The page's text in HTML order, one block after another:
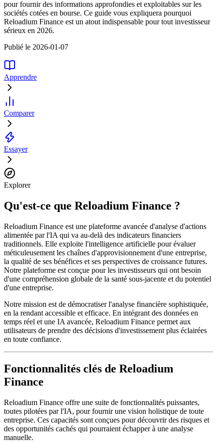
pour fournir des informations approfondies et exploitables sur les
sociétés cotées en bourse. Ce guide vous expliquera pourquoi
Reloadium Finance est un atout indispensable pour tout investisseur
sérieux en 2026.
Publié le 2026-01-07
Apprendre
Comparer
Essayer
Explorer
Qu'est-ce que Reloadium Finance ?
Reloadium Finance est une plateforme avancée d'analyse d'actions
alimentée par l'IA qui va au-delà des indicateurs financiers
traditionnels. Elle exploite l'intelligence artificielle pour évaluer
méticuleusement les chaînes d'approvisionnement d'une entreprise,
la qualité de ses bénéfices et ses perspectives de croissance futures.
Notre plateforme est conçue pour les investisseurs qui ont besoin
d'une compréhension globale de la santé sous-jacente et du potentiel
d'une entreprise.
Notre mission est de démocratiser l'analyse financière sophistiquée,
en la rendant accessible et efficace. En intégrant des données en
temps réel et une IA avancée, Reloadium Finance permet aux
utilisateurs de prendre des décisions d'investissement plus éclairées
en toute confiance.
Fonctionnalités clés de Reloadium
Finance
Reloadium Finance offre une suite de fonctionnalités puissantes,
toutes pilotées par l'IA, pour fournir une vision holistique de toute
entreprise. Ces capacités sont conçues pour découvrir des risques et
des opportunités cachés qui pourraient échapper à une analyse
manuelle.